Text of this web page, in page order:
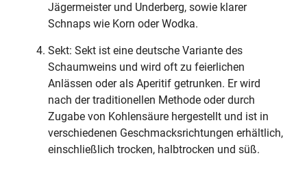
Jägermeister und Underberg, sowie klarer
Schnaps wie Korn oder Wodka.
Sekt: Sekt ist eine deutsche Variante des
Schaumweins und wird oft zu feierlichen
Anlässen oder als Aperitif getrunken. Er wird
nach der traditionellen Methode oder durch
Zugabe von Kohlensäure hergestellt und ist in
verschiedenen Geschmacksrichtungen erhältlich,
einschließlich trocken, halbtrocken und süß.